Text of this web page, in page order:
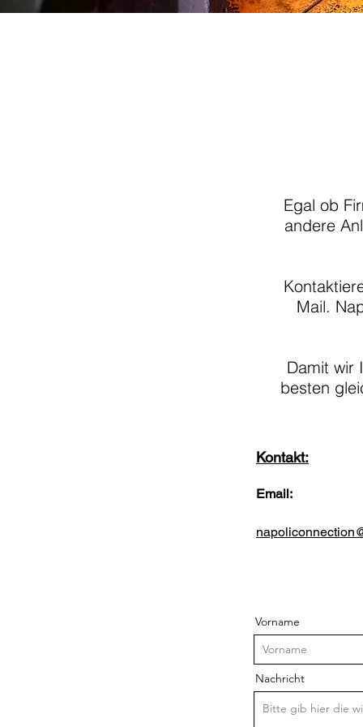
Egal ob
andere
Mail.
Damit wir
besten
Kontakt:
Email:
Vorname
Nachricht